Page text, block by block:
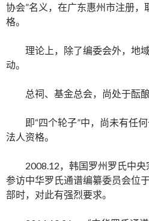
协会”名义，在广东惠州市注册
格。
理论上，除了编委会外，地
动。
总祠、基金总会，尚处于酝
即“四个轮子”中，尚未有任
法人资格。
2008.12，韩国罗州罗氏中
参访中华罗氏通谱编纂委员会位
部时，对此有强烈要求。